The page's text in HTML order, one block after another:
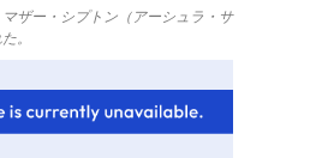
ザー・シプトン（アーシュラ・サ
。